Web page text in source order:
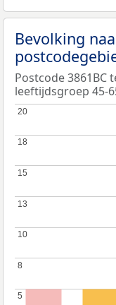
Bevolking
Postcode 3861BC
leeftijdsgroep 45-
5
5
8
8
10
10
13
13
15
15
18
18
20
20